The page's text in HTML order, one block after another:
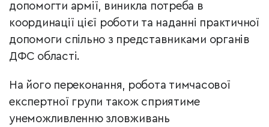
допомогти армії, виникла потреба в
координації цієї роботи та наданні практичної
допомоги спільно з представниками органів
ДФС області.
На його переконання, робота тимчасової
експертної групи також сприятиме
унеможливленню зловживань